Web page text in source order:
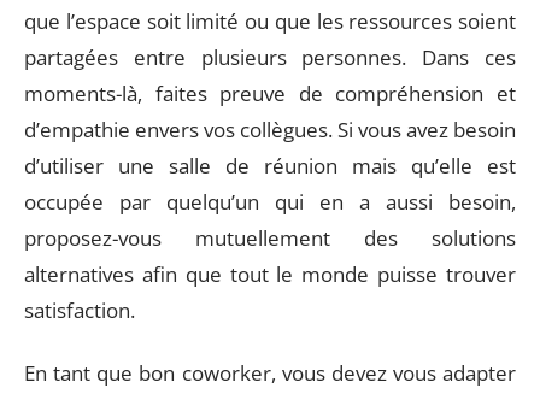
que l’espace soit limité ou que les ressources soient
partagées entre plusieurs personnes. Dans ces
moments-là, faites preuve de compréhension et
d’empathie envers vos collègues. Si vous avez besoin
d’utiliser une salle de réunion mais qu’elle est
occupée par quelqu’un qui en a aussi besoin,
proposez-vous mutuellement des solutions
alternatives afin que tout le monde puisse trouver
satisfaction.
En tant que bon coworker, vous devez vous adapter